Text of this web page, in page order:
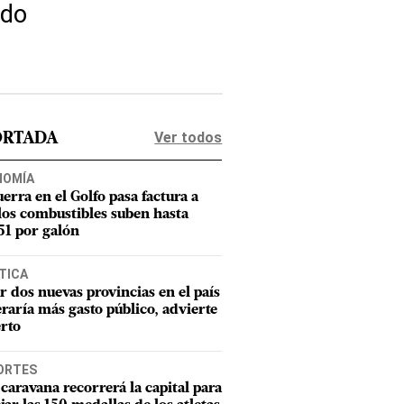
Ver todos
en el Golfo pasa factura a
combustibles suben hasta
por galón
dos nuevas provincias en el país
más gasto público, advierte
caravana recorrerá la capital para